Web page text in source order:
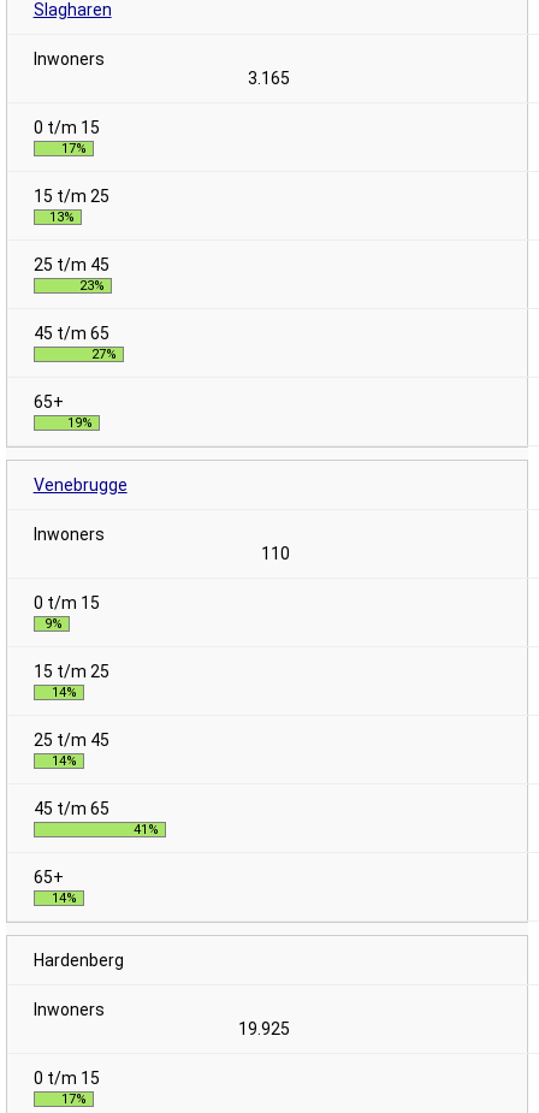
Slagharen
3.165
17%
13%
23%
27%
19%
Venebrugge
110
9%
14%
14%
41%
14%
Hardenberg
19.925
17%